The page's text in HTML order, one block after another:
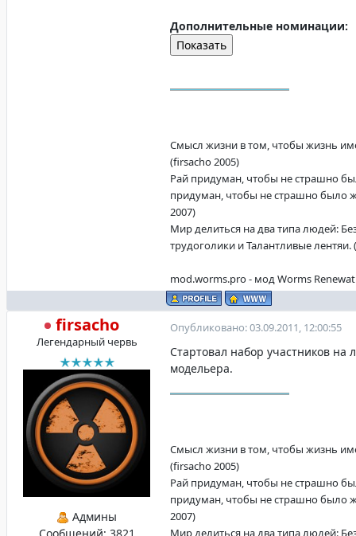
Дополнительные номинации:
Смысл жизни в том, чтобы жизнь
(firsacho 2005)
Рай придуман, чтобы не страшно
придуман, чтобы не страшно было
2007)
Мир делиться на два типа людей:
трудоголики и Талантливые лентяи.
mod.worms.pro - мод Worms
firsacho
Легендарный червь
Админы
Опубликовано: 03.09.2011, 12:00:55
Стартовал набор участников на
модельера.
Смысл жизни в том, чтобы жизнь
(firsacho 2005)
Рай придуман, чтобы не страшно
придуман, чтобы не страшно было
2007)
Мир делиться на два типа людей: